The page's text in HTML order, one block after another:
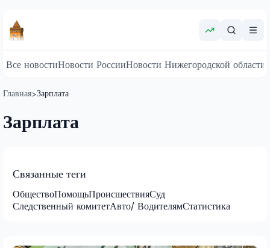
Все новостиНовости РоссииНовости Нижегородской области
Главная>Зарплата
Зарплата
Связанные теги
ОбществоПомощьПроисшествияСуд
Следственный комитетАвто/ ВодителямСтатистика